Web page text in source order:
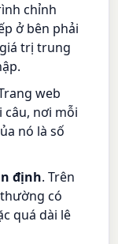
chỉnh
ở bên phải
trị trung
web
nơi mỗi
nó là số
định. Trên
có
quá dài lê